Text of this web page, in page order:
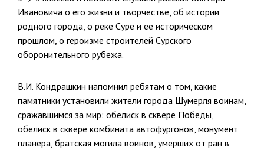
Ивановича о его жизни и творчестве, об истории
родного города, о реке Суре и ее историческом
прошлом, о героизме строителей Сурского
оборонительного рубежа.
В.И. Кондрашкин напомнил ребятам о том, какие
памятники установили жители города Шумерля воинам,
сражавшимся за мир: обелиск в сквере Победы,
обелиск в сквере комбината автофургонов, монумент
планера, братская могила воинов, умерших от ран в